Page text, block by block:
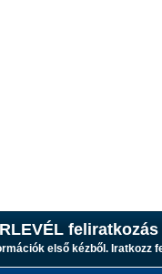
feliratkozás
első kézből. Iratkozz